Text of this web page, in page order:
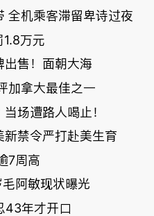
全机乘客滞留卑诗过夜
万元
出售！面朝大海
加拿大最佳之一
场遭路人喝止！
禁令严打赴美生育
7周高
阿敏现状曝光
43年才开口